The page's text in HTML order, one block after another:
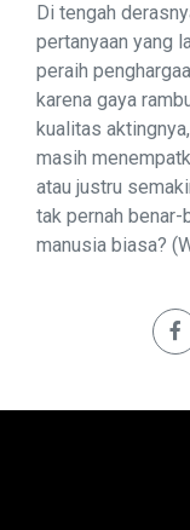
Di tengah
pertanyaan yang
peraih
karena gaya
kualitas
masih
atau justru
tak pernah benar-
manusia biasa?